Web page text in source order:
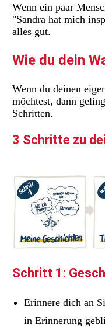
Wenn ein paar
"Sandra hat mich
alles gut.
Wie du dein
Wenn du deinen
möchtest, dann
Schritten.
3 Schritte zu
Schritt 1:
Erinnere dich an
in Erinnerung